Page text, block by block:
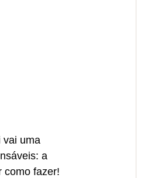
vai uma
a
como fazer!